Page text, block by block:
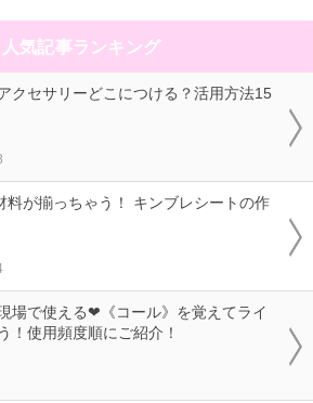
人気記事ランキング
クセサリーどこにつける？活用方法15
料が揃っちゃう！ キンブレシートの作
場で使える❤《コール》を覚えてライ
！使用頻度順にご紹介！